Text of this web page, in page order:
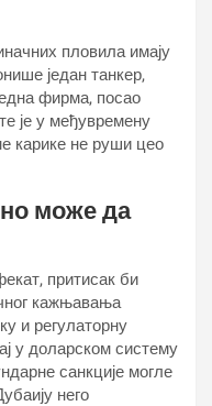
пловила имају
један танкер,
фирма, посао
је у међувремену
карике не руши цео
може да
притисак би
кажњавања
и регулаторну
у доларском систему
санкције могле
него